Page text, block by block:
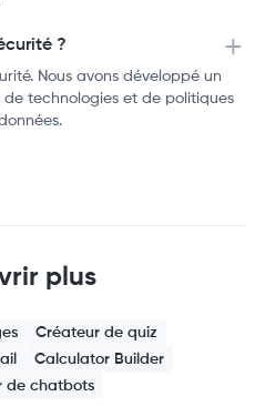
?
Nous avons développé un
technologies et de politiques
plus
Créateur de quiz
Calculator Builder
de chatbots